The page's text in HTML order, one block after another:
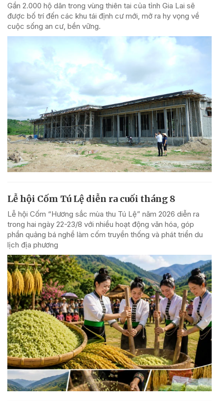
Gần 2.000 hộ dân trong vùng thiên tai của tỉnh Gia Lai sẽ
được bố trí đến các khu tái định cư mới, mở ra hy vọng về
cuộc sống an cư, bền vững.
Lễ hội Cốm Tú Lệ diễn ra cuối tháng 8
Lễ hội Cốm “Hương sắc mùa thu Tú Lệ” năm 2026 diễn ra
trong hai ngày 22-23/8 với nhiều hoạt động văn hóa, góp
phần quảng bá nghề làm cốm truyền thống và phát triển du
lịch địa phương